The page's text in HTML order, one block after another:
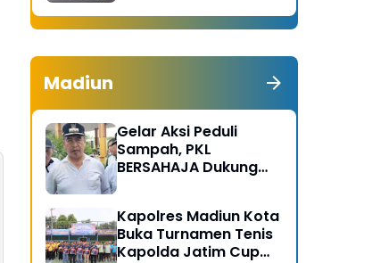
Dikenakan Tarif
Madiun
Gelar Aksi Peduli
Sampah, PKL
BERSAHAJA Dukung
Madiun
Kapolres Madiun Kota
Buka Turnamen Tenis
Kapolda Jatim Cup